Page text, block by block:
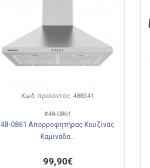
Κωδ. προϊόντος: 488341
#48-0861
48-0861 Απορροφητήρας Κουζίνας
Καμινάδα...
99,90€